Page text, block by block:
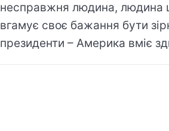
несправжня людина, людина
вгамує своє бажання бути
президенти – Америка вміє